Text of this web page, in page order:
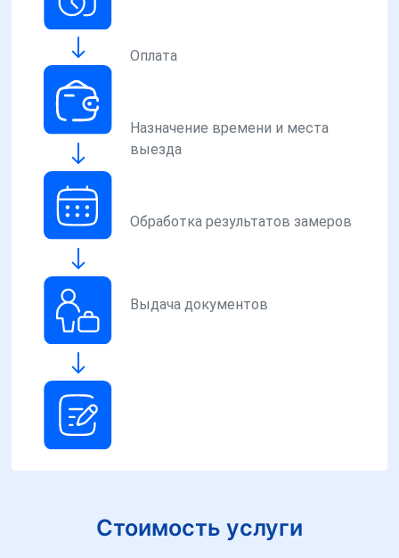
Оплата
Назначение времени и места
выезда
Обработка результатов замеров
Выдача документов
Стоимость услуги